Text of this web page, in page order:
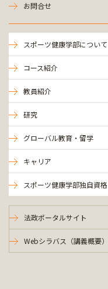
お問合せ
スポーツ健康学部について
コース紹介
教員紹介
研究
グローバル教育・留学
キャリア
スポーツ健康学部独自資格
法政ポータルサイト
Webシラバス（講義概要）